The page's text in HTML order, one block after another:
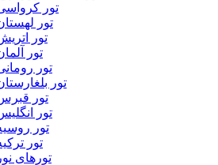
تور
تور
تور
تور
تور
تور
تور
تور
تور
تور
تورهای